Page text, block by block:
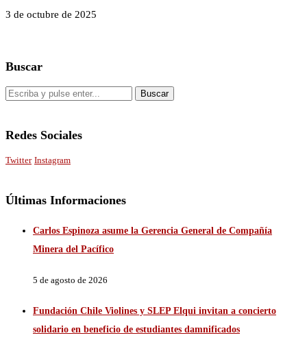
3 de octubre de 2025
Buscar
Redes Sociales
Twitter Instagram
Últimas Informaciones
Carlos Espinoza asume la Gerencia General de Compañía
Minera del Pacífico
5 de agosto de 2026
Fundación Chile Violines y SLEP Elqui invitan a concierto
solidario en beneficio de estudiantes damnificados